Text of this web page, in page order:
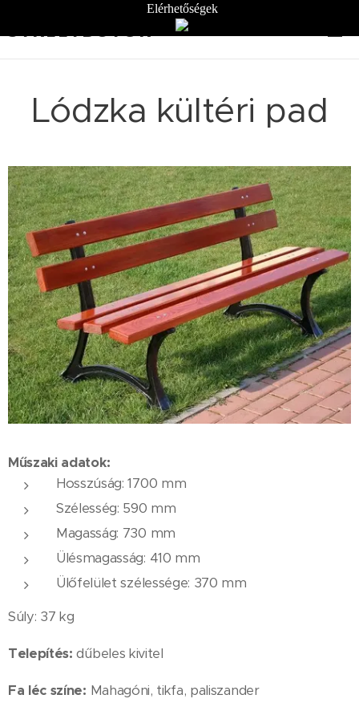
STREETBÚTOR
Lódzka kültéri pad
Műszaki adatok:
Hosszúság: 1700 mm
Szélesség: 590 mm
Magasság: 730 mm
Ülésmagasság: 410 mm
Ülőfelület szélessége: 370 mm
Súly: 37 kg
Telepítés:dűbeles kivitel
Fa léc színe: Mahagóni, tikfa, paliszander
Elérhetőségek